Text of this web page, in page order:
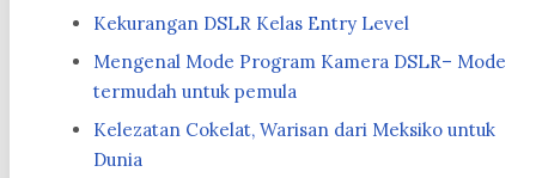
Kekurangan DSLR Kelas Entry Level
Mengenal Mode Program Kamera DSLR– Mode
termudah untuk pemula
Kelezatan Cokelat, Warisan dari Meksiko untuk
Dunia